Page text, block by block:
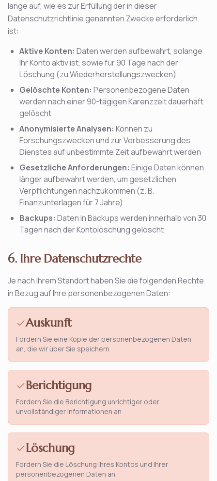
lange auf, wie es zur Erfüllung der in dieser
Datenschutzrichtlinie genannten Zwecke erforderlich
ist:
Aktive Konten: Daten werden aufbewahrt, solange
Ihr Konto aktiv ist, sowie für 90 Tage nach der
Löschung (zu Wiederherstellungszwecken)
Gelöschte Konten: Personenbezogene Daten
werden nach einer 90-tägigen Karenzzeit dauerhaft
gelöscht
Anonymisierte Analysen: Können zu
Forschungszwecken und zur Verbesserung des
Dienstes auf unbestimmte Zeit aufbewahrt werden
Gesetzliche Anforderungen: Einige Daten können
länger aufbewahrt werden, um gesetzlichen
Verpflichtungen nachzukommen (z. B.
Finanzunterlagen für 7 Jahre)
Backups: Daten in Backups werden innerhalb von 30
Tagen nach der Kontolöschung gelöscht
6. Ihre Datenschutzrechte
Je nach Ihrem Standort haben Sie die folgenden Rechte
in Bezug auf Ihre personenbezogenen Daten:
Auskunft
Fordern Sie eine Kopie der personenbezogenen Daten
an, die wir über Sie speichern
Berichtigung
Fordern Sie die Berichtigung unrichtiger oder
unvollständiger Informationen an
Löschung
Fordern Sie die Löschung Ihres Kontos und Ihrer
personenbezogenen Daten an